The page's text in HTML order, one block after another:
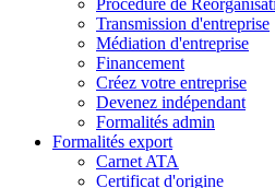
Transmission d'entreprise
Médiation d'entreprise
Financement
Créez votre entreprise
Devenez indépendant
Formalités admin
Formalités export
Carnet ATA
Certificat d'origine